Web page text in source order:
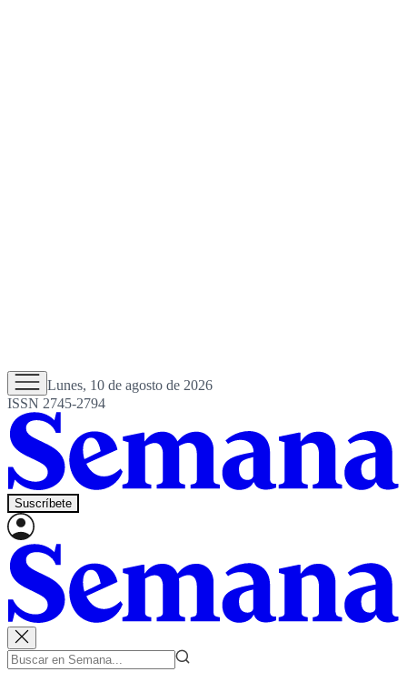
Lunes, 10 de agosto de 2026
ISSN 2745-2794
Suscríbete